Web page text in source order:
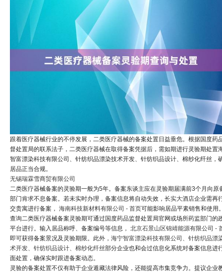
跟着医疗器械行业的不停发展，二类医疗器械的备案处置日益垂危。根据国度药
督处置局的联系法子，二类医疗器械在取得备案凭据后，需如期进行灵验期处置
智富漂染科技有限公司、针纺织品漂染技术开发、针纺织品设计、棉纱化纤丝，
居品正当合规。
无锡瑞霖雪商贸有限公司
二类医疗器械备案的灵验期一般为5年。备案东谈主应在灵验期届满前3个月向原
部门肯求不息备案。若未实时办理，备案信息将自动失效， 长实大酒店企业需再
交贵寓进行备案， 海南科技新材料有限公司 - 首页可能影响居品平素销售和使用
查询二类医疗器械备案灵验期可通过国度药品监督处置局官网或场所药监部门的
平台进行。输入居品称呼、备案编号等信息， 北京石景山区锦靖能源有限公司 -
即可获得备案景况及灵验期限。此外， 海宁智富漂染科技有限公司、针纺织品漂
术开发、针纺织品设计、棉纱化纤丝部分企业也和会过信息化系统对备案信息进
面处置，确保实时跟进备案动态。
灵验的备案处置不仅有助于企业遁藏法律风险，还能提高市集竞争力。提议企业